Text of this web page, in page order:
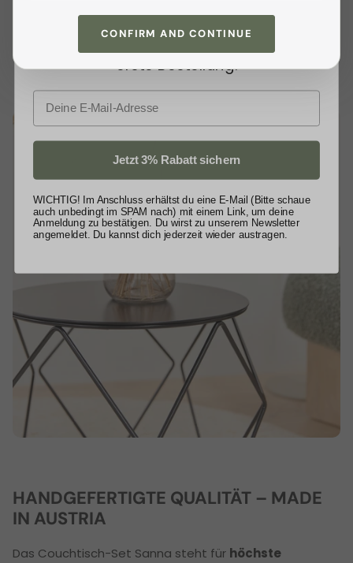
genutzt werden kann – ideal für Snacks, Zeitschriften
oder eine Lampe.
HANDGEFERTIGTE QUALITÄT – MADE
IN AUSTRIA
Das Couchtisch-Set Sanna steht für höchste
Tipps. Als kleines Dankeschön
schenken wir dir3% Rabattauf deine
erste Bestellung.
E-Mail
Jetzt 3% Rabatt sichern
WICHTIG! Im Anschluss erhältst du eine E-Mail (Bitte schaue
auch unbedingt im SPAM nach) mit einem Link, um deine
Anmeldung zu bestätigen. Du wirst zu unserem Newsletter
angemeldet. Du kannst dich jederzeit wieder austragen.
CONFIRM AND CONTINUE